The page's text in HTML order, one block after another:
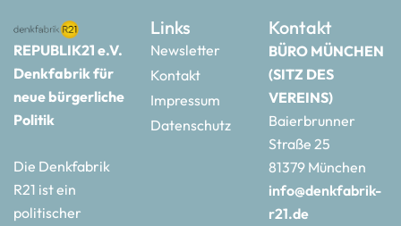
REPUBLIK21 e.V.
Denkfabrik für
neue bürgerliche
Politik
Die Denkfabrik
R21 ist ein
politischer
Links
Newsletter
Kontakt
Impressum
Datenschutz
Kontakt
BÜRO MÜNCHEN
(SITZ DES
VEREINS)
Baierbrunner
Straße 25
81379 München
info@denkfabrik-
r21.de